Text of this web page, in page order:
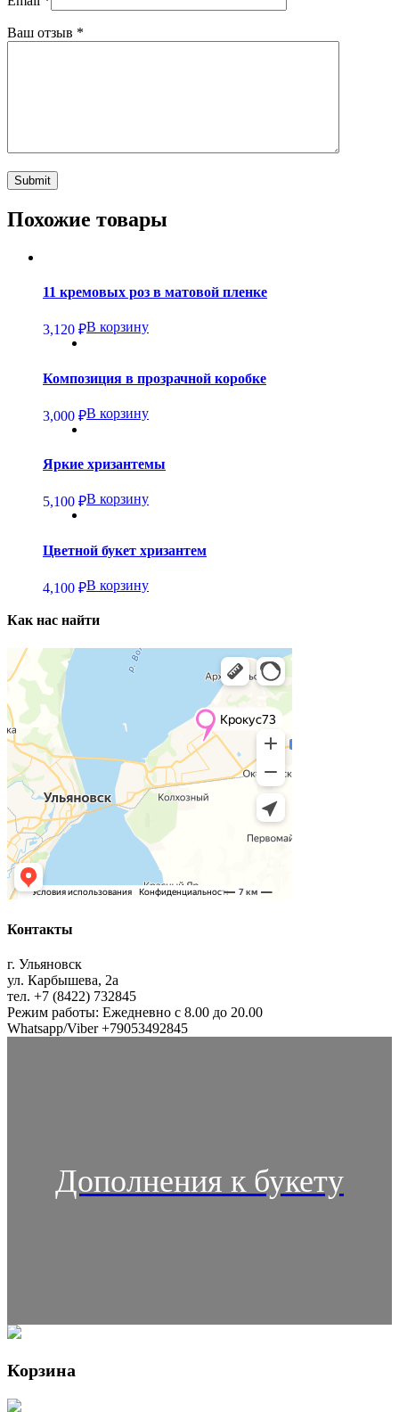
Ваш отзыв *
Похожие товары
11 кремовых роз в матовой пленке
3,120 ₽В корзину
Композиция в прозрачной коробке
3,000 ₽В корзину
Яркие хризантемы
5,100 ₽В корзину
Цветной букет хризантем
4,100 ₽В корзину
Как нас найти
Контакты
г. Ульяновск
ул. Карбышева, 2а
тел. +7 (8422) 732845
Режим работы: Ежедневно с 8.00 до 20.00
Whatsapp/Viber +79053492845
Дополнения к букету
Корзина